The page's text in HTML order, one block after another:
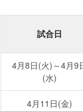
試合日
4月8日(火)～4月9
(水)
4月11日(金)